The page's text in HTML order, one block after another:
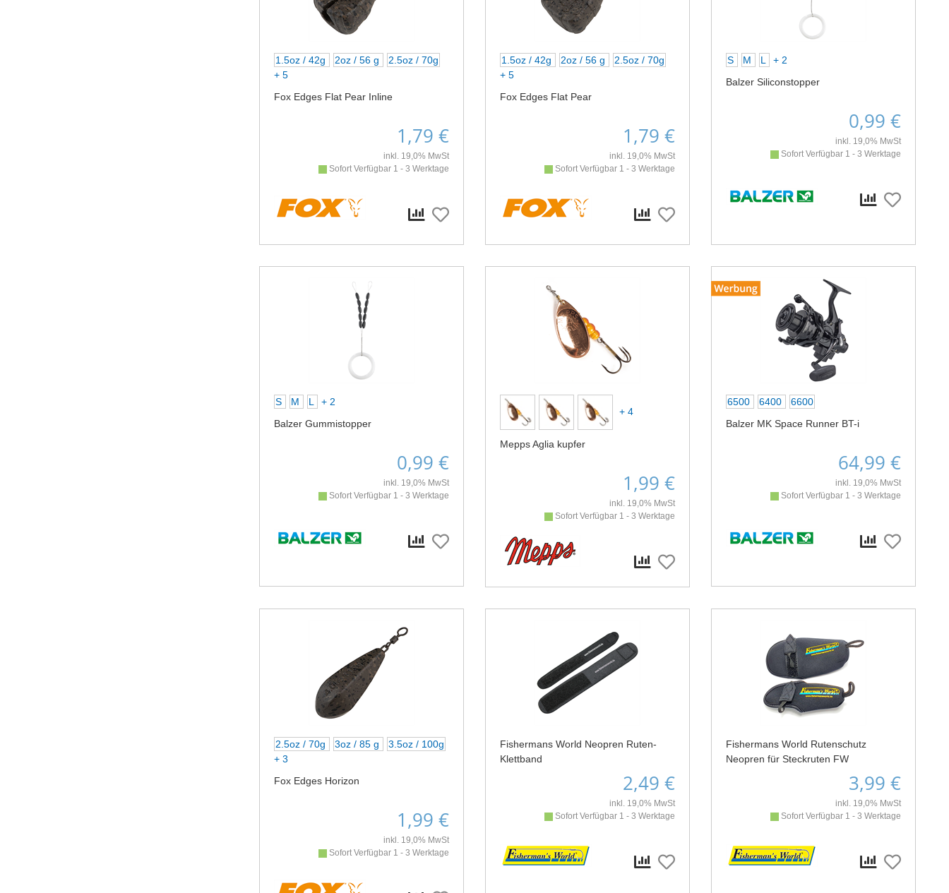
1.5oz / 42g 2oz / 56 g
2.5oz / 70g
+ 5
Fox Edges Flat Pear Inline
1,79 €
inkl. 19,0% MwSt
Sofort Verfügbar 1 - 3 Werktage
1.5oz / 42g 2oz / 56 g
2.5oz / 70g
+ 5
Fox Edges Flat Pear
1,79 €
inkl. 19,0% MwSt
Sofort Verfügbar 1 - 3 Werktage
S M L
+ 2
Balzer Siliconstopper
0,99 €
inkl. 19,0% MwSt
Sofort Verfügbar 1 - 3 Werktage
S M L
+ 2
Balzer Gummistopper
0,99 €
inkl. 19,0% MwSt
Sofort Verfügbar 1 - 3 Werktage
+ 4
Mepps Aglia kupfer
1,99 €
inkl. 19,0% MwSt
Sofort Verfügbar 1 - 3 Werktage
6500 6400
6600
Balzer MK Space Runner BT-i
64,99 €
inkl. 19,0% MwSt
Sofort Verfügbar 1 - 3 Werktage
2.5oz / 70g 3oz / 85 g
3.5oz / 100g
+ 3
Fox Edges Horizon
1,99 €
inkl. 19,0% MwSt
Sofort Verfügbar 1 - 3 Werktage
Fishermans World Neopren Ruten-
Klettband
2,49 €
inkl. 19,0% MwSt
Sofort Verfügbar 1 - 3 Werktage
Fishermans World Rutenschutz
Neopren für Steckruten FW
3,99 €
inkl. 19,0% MwSt
Sofort Verfügbar 1 - 3 Werktage